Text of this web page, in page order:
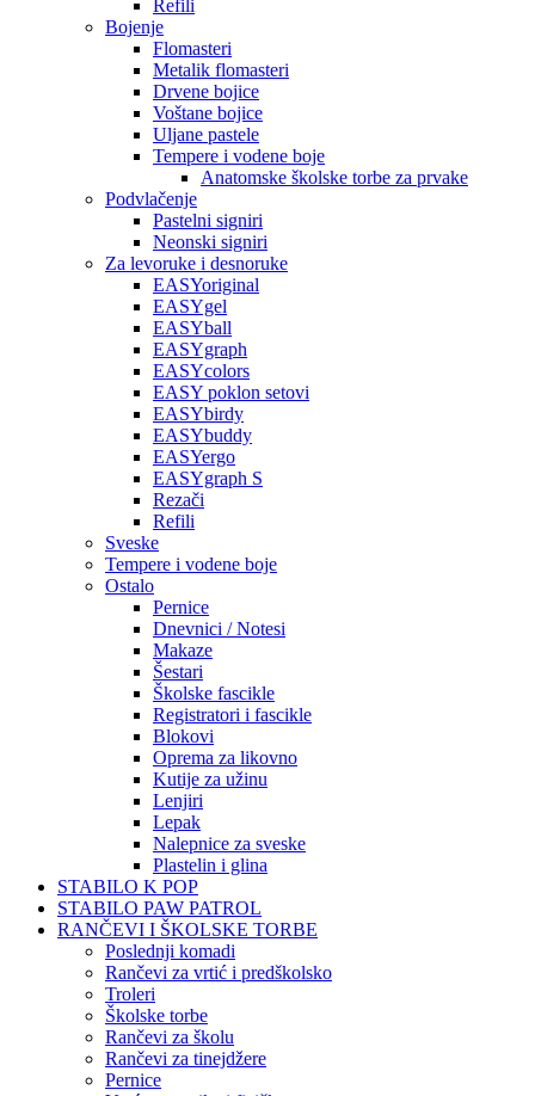
Refili
Bojenje
Flomasteri
Metalik flomasteri
Drvene bojice
Voštane bojice
Uljane pastele
Tempere i vodene boje
Anatomske školske torbe za prvake
Podvlačenje
Pastelni signiri
Neonski signiri
Za levoruke i desnoruke
EASYoriginal
EASYgel
EASYball
EASYgraph
EASYcolors
EASY poklon setovi
EASYbirdy
EASYbuddy
EASYergo
EASYgraph S
Rezači
Refili
Sveske
Tempere i vodene boje
Ostalo
Pernice
Dnevnici / Notesi
Makaze
Šestari
Školske fascikle
Registratori i fascikle
Blokovi
Oprema za likovno
Kutije za užinu
Lenjiri
Lepak
Nalepnice za sveske
Plastelin i glina
STABILO K POP
STABILO PAW PATROL
RANČEVI I ŠKOLSKE TORBE
Poslednji komadi
Rančevi za vrtić i predškolsko
Troleri
Školske torbe
Rančevi za školu
Rančevi za tinejdžere
Pernice